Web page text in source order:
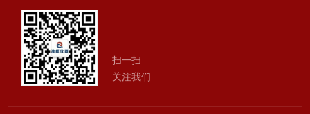
扫一扫
关注我们